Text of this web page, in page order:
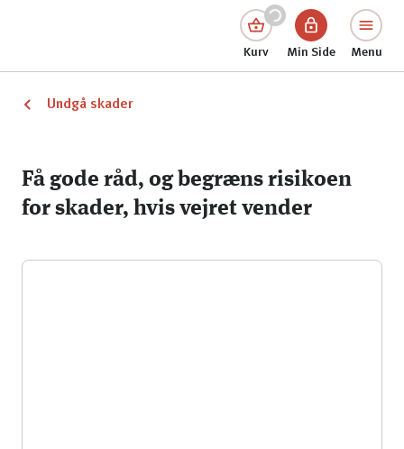
Kurv Min Side Menu
Undgå skader
Få gode råd, og begræns risikoen
for skader, hvis vejret vender